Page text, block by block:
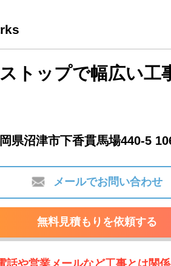
トップで幅広い工
県沼津市下香貫馬場440-5
メールでお問い合わせ
無料見積もりを依頼する